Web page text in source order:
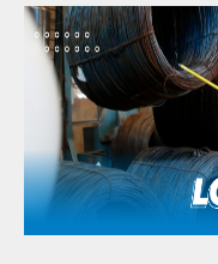
LOGISTICA